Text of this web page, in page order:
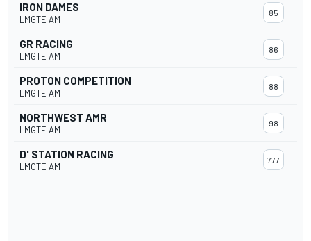
IRON DAMES
LMGTE AM
85
GR RACING
LMGTE AM
86
PROTON COMPETITION
LMGTE AM
88
NORTHWEST AMR
LMGTE AM
98
D' STATION RACING
LMGTE AM
777